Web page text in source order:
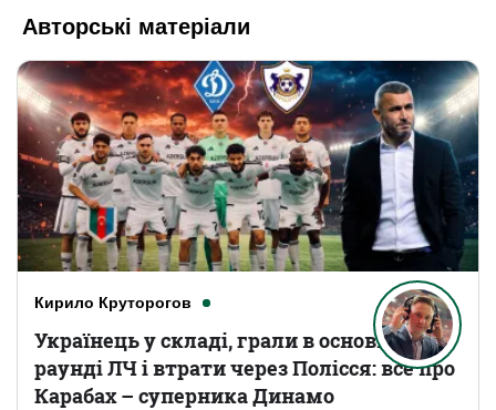
Авторські матеріали
Кирило Круторогов
Українець у складі, грали в основному
раунді ЛЧ і втрати через Полісся: все про
Карабах – суперника Динамо